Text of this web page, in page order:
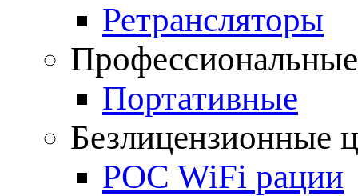
Ретрансляторы
Портативные
Безлицензионные
POC WiFi рации